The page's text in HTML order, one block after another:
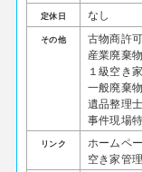
定休日 なし
その他
古物商許
産業廃棄
１級空
一般廃棄
遺品整理士
事件現場
リンク
ホームペ
空き家管